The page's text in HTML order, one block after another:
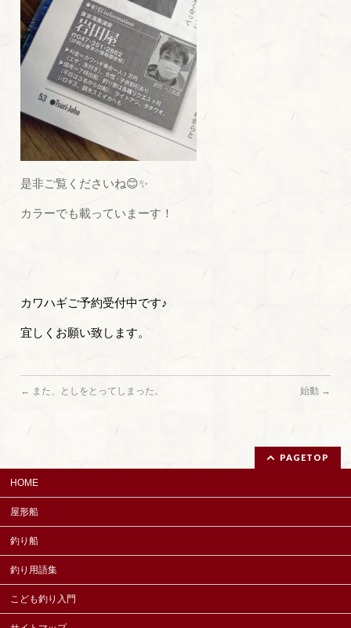
是非ご覧くださいね😊✨
カラーでも載っていまーす！
カワハギご予約受付中です♪
宜しくお願い致します。
← また、としをとってしまった。 始動 →
PAGETOP
HOME
屋形船
釣り船
釣り用語集
こども釣り入門